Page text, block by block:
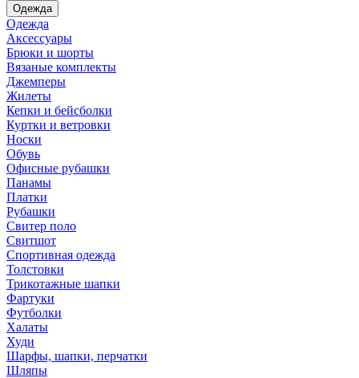
Одежда
Одежда
Аксессуары
Брюки и шорты
Вязаные комплекты
Джемперы
Жилеты
Кепки и бейсболки
Куртки и ветровки
Носки
Обувь
Офисные рубашки
Панамы
Платки
Рубашки
Свитер поло
Свитшот
Спортивная одежда
Толстовки
Трикотажные шапки
Фартуки
Футболки
Халаты
Худи
Шарфы, шапки, перчатки
Шляпы